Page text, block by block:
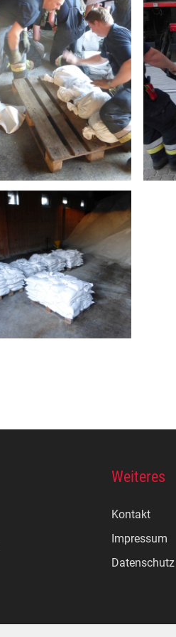
Weiteres
Kontakt
Impressum
Datenschutz